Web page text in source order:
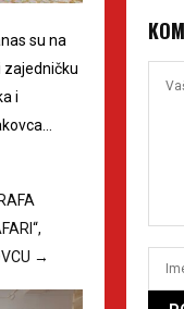
su na
zajedničku
i
→